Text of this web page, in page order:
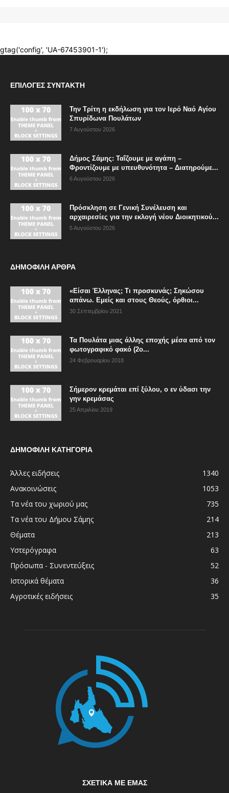
ΕΠΙΛΟΓΈΣ ΣΥΝΤΆΚΤΗ
Την Τρίτη η εκδήλωση για τον Ιερό Ναό Αγίου
Σπυρίδωνα Πουλάτων
7 Αυγούστου 2026
Δήμος Σάμης: Ταΐζουμε με αγάπη –
Φροντίζουμε με υπευθυνότητα – Διατηρούμε...
6 Αυγούστου 2026
Πρόσκληση σε Γενική Συνέλευση και
αρχαιρεσίες για την εκλογή νέου Διοικητικού...
5 Αυγούστου 2026
ΔΗΜΟΦΙΛΗ ΑΡΘΡΑ
«Είσαι Έλληνας; Τι προσκυνάς; Σηκώσου
απάνω. Εμείς και στους Θεούς, όρθιοι...
30 Σεπτεμβρίου 2021
Τα Πουλάτα μιας άλλης εποχής μέσα από τον
φωτογραφικό φακό (2ο...
24 Φεβρουαρίου 2018
Σήμερον κρεμάται επί ξύλου, ο εν ύδασι την
γην κρεμάσας
25 Απριλίου 2019
ΔΗΜΟΦΙΛΗ ΚΑΤΗΓΟΡΙΑ
Άλλες ειδήσεις
1340
Ανακοινώσεις
1053
Τα νέα του χωριού μας
735
Τα νέα του Δήμου Σάμης
214
Θέματα
213
Υστερόγραφα
63
Πρόσωπα - Συνεντεύξεις
52
Ιστορικά θέματα
36
Αγροτικές ειδήσεις
35
ΣΧΕΤΙΚΆ ΜΕ ΕΜΆΣ